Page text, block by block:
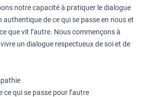
notre capacité à pratiquer le dialogue
authentique de ce qui se passe en nous et
que vit l’autre. Nous commençons à
un dialogue respectueux de soi et de
qui se passe pour l’autre